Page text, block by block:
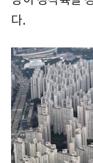
다.